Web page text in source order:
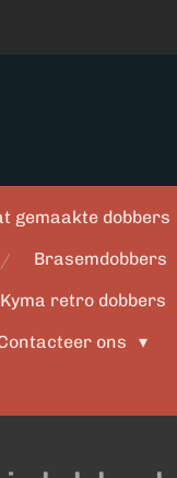
gemaakte dobbers
Brasemdobbers
Kyma retro dobbers
ons